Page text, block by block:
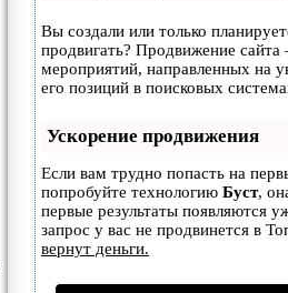
Вы создали или только
продвигать? Продвижение сайта
мероприятий, направленных на
его позиций в поисковых
Ускорение продвижения
Если вам трудно попасть на
попробуйте технологию Буст,
первые результаты появляются
запрос у вас не продвинется в
вернут деньги.